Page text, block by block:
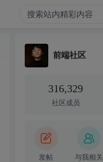
前端社区
316,329
社区成员
发帖 与我相关